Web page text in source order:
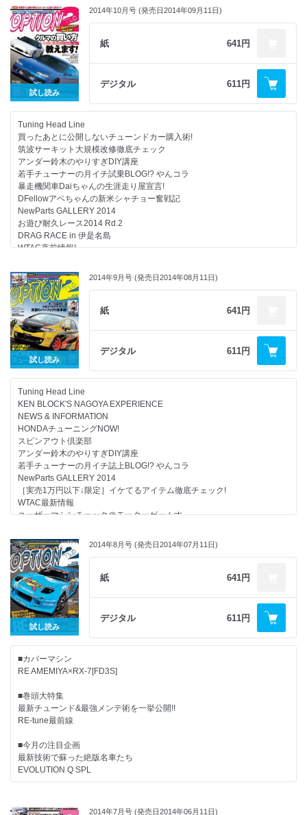
OPT2注目! PRO SHOPガイド
~ZERO-1 S14~
~MCS S14~
ほか盛りだくさん!!
Power Check Meeting2014
＠オートランドボルテックス
glam LIGHTS 57FXX-PRO
■シリーズ/レギュラーコーナー
新連載知っトク チューニング講座
第2回『強化クラッチ』の巻
新連載月刊 メンテナンス講座
＃2 ブレーキパッドの交換
新連載
Uチューンドセンサー 全国版
[ガレージR東京本店@東京都]
試して納得テスト＆チェック
[BLITZ Smart-B.R.A.I.N.]
[GReddy SUPER STREET TITAN]
走り屋GALお宅訪問
[彩夏ちゃん＆JZX100／S14]
OPT2注目! PRO SHOPガイド
～GARAGE KAGOTANI BNR32～
～IGARASHI JIDOUSHA KOUBOU S15～
～C.S. POLSCHE BNR32～
ほか盛りだくさん!!
試し読み
2014年10月号 (発売日2014年09月11日)
紙 641円
デジタル 611円
Tuning Head Line
買ったあとに公開しないチューンドカー購入術!
筑波サーキット大規模改修徹底チェック
アンダー鈴木のやりすぎDIY講座
若手チューナーの月イチ試乗BLOG!? やんコラ
暴走機関車Daiちゃんの生涯走り屋宣言!
DFellowアベちゃんの新米シャチョー奮戦記
NewParts GALLERY 2014
お遊び耐久レース2014 Rd.2
DRAG RACE in 伊是名島
WTAC直前情報!
スピンアウト倶楽部
スピンアウト特選イベントFLASH
10年放置のチューンドR復活プロジェクト
定期購読＆バックナンバーガイド
知っトク! チューニング講座
UP GARAGE発 通信買取のススメ
月刊メンテナンス講座
走り屋GALお宅訪問
NEWS & インフォメーション
OPT2注目! PRO SHOPガイド
モニター報告
読者プレゼント
試し読み
2014年9月号 (発売日2014年08月11日)
紙 641円
デジタル 611円
Tuning Head Line
KEN BLOCK'S NAGOYA EXPERIENCE
NEWS & INFORMATION
HONDAチューニングNOW!
スピンアウト倶楽部
アンダー鈴木のやりすぎDIY講座
若手チューナーの月イチ誌上BLOG!? やんコラ
NewParts GALLERY 2014
［実売1万円以下↓限定］イケてるアイテム徹底チェック!
WTAC最新情報
ユーザーマシンチェック＠モーターゲームす
暴走機関車Daiちゃんの生涯走り屋宣言
DFellowアベちゃんの新米シャチョー奮戦記
定期購読＆バックナンバーガイド
スマホ徹底活用術
パーフェクト洗車 夏期講座
走り屋ガールズコレクション
モニター報告
読者プレゼント
試し読み
2014年8月号 (発売日2014年07月11日)
紙 641円
デジタル 611円
■カバーマシン
RE AMEMIYA×RX-7[FD3S]
■巻頭大特集
最新チューンド&最強メンテ術を一挙公開!!
RE-tune最前線
■今月の注目企画
最新技術で蘇った絶版名車たち
EVOLUTION Q SPL
SCOOT作4ローターRX-72014年7月号 (発売日2014年06月11日)